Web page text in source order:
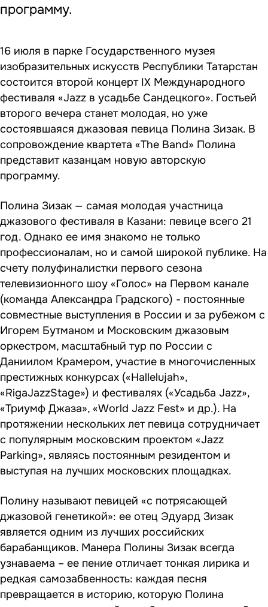
программу.
16 июля в парке Государственного музея
изобразительных искусств Республики Татарстан
состоится второй концерт IX Международного
фестиваля «Jazz в усадьбе Сандецкого». Гостьей
второго вечера станет молодая, но уже
состоявшаяся джазовая певица Полина Зизак. В
сопровождение квартета «The Band» Полина
представит казанцам новую авторскую
программу.
Полина Зизак — самая молодая участница
джазового фестиваля в Казани: певице всего 21
год. Однако ее имя знакомо не только
профессионалам, но и самой широкой публике. На
счету полуфиналистки первого сезона
телевизионного шоу «Голос» на Первом канале
(команда Александра Градского) - постоянные
совместные выступления в России и за рубежом с
Игорем Бутманом и Московским джазовым
оркестром, масштабный тур по России с
Даниилом Крамером, участие в многочисленных
престижных конкурсах («Hallelujah»,
«RigaJazzStage») и фестивалях («Усадьба Jazz»,
«Триумф Джаза», «World Jazz Fest» и др.). На
протяжении нескольких лет певица сотрудничает
с популярным московским проектом «Jazz
Parking», являясь постоянным резидентом и
выступая на лучших московских площадках.
Полину называют певицей «с потрясающей
джазовой генетикой»: ее отец Эдуард Зизак
является одним из лучших российских
барабанщиков. Манера Полины Зизак всегда
узнаваема – ее пение отличает тонкая лирика и
редкая самозабвенность: каждая песня
превращается в историю, которую Полина